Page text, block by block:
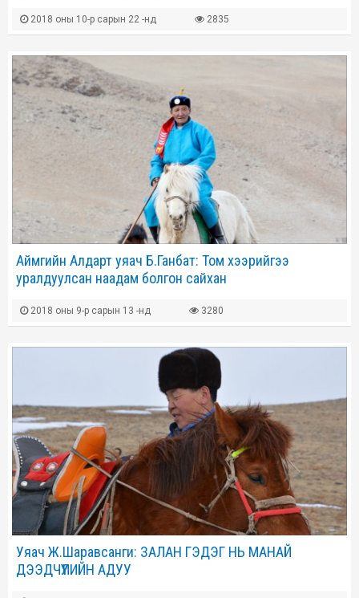
2018 оны 10-р сарын 22 -нд 2835
Аймгийн Алдарт уяач Б.Ганбат: Том хээрийгээ
уралдуулсан наадам болгон сайхан
2018 оны 9-р сарын 13 -нд 3280
Уяач Ж.Шаравсанги: ЗАЛАН ГЭДЭГ НЬ МАНАЙ
ДЭЭДЧҮҮЛИЙН АДУУ